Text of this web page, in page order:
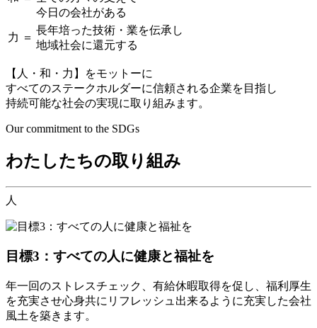
今日の会社がある
力 ＝
長年培った技術・業を伝承し
地域社会に還元する
【人・和・力】をモットーに
すべてのステークホルダーに信頼される企業を目指し
持続可能な社会の実現に取り組みます。
Our commitment to the SDGs
わたしたちの取り組み
人
目標3：すべての人に健康と福祉を
年一回のストレスチェック、有給休暇取得を促し、福利厚生
を充実させ心身共にリフレッシュ出来るように充実した会社
風土を築きます。